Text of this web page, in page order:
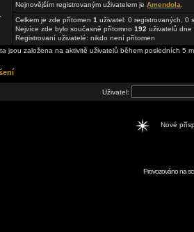
Nejnovějším registrovaným uživatelem je Amendola
Celkem je zde přítomen 1 uživatel: 0 registrovaných,
Nejvíce zde bylo současně přítomno 192 uživatelů
Registrovaní uživatelé: nikdo není přítomen
jsou založena na aktivitě uživatelů během posledních 5
Uživatel:
Nové
Provozováno na